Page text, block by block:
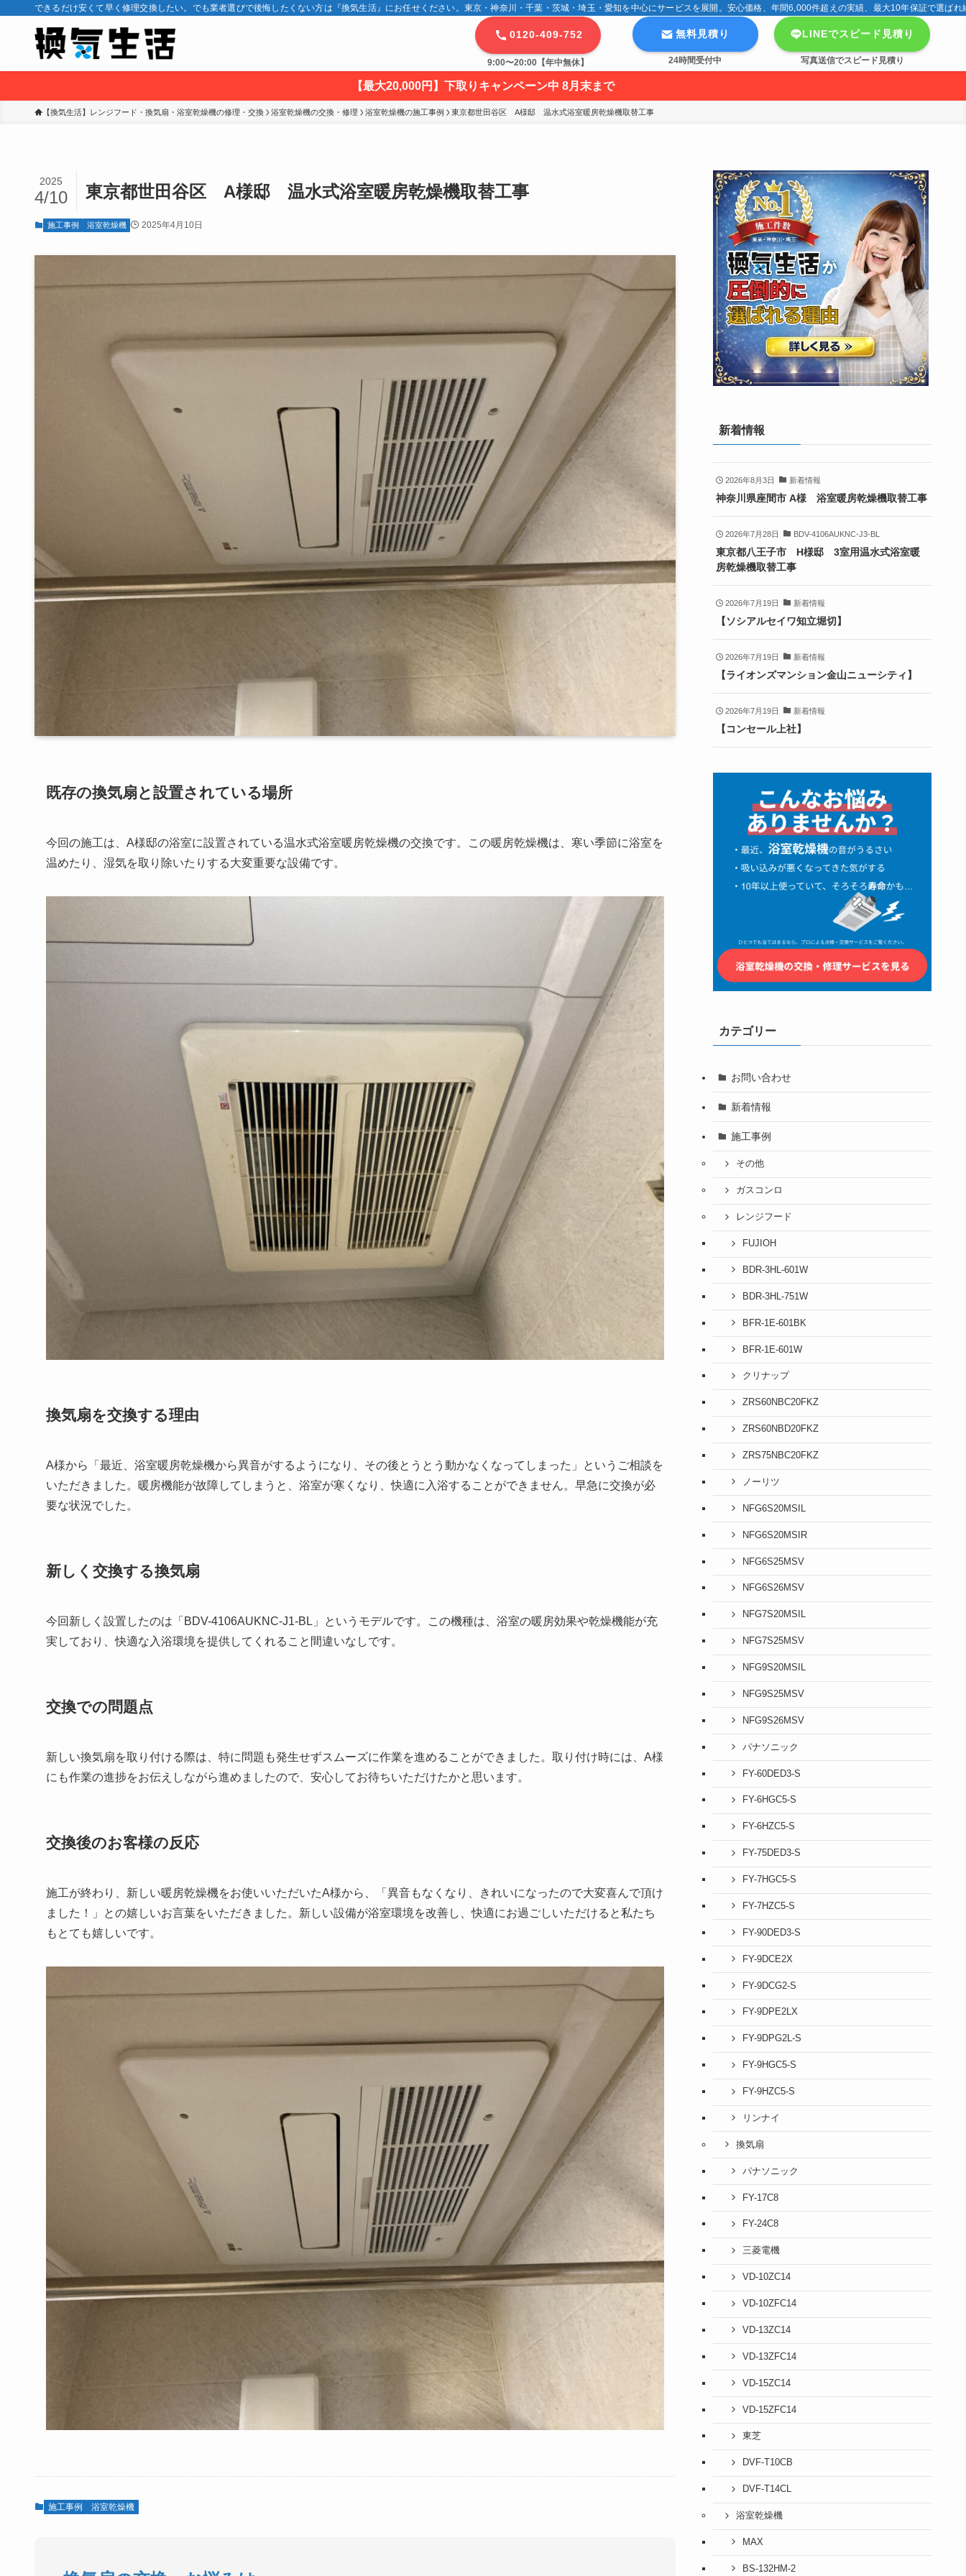
できるだけ安くて早く修理交換したい。でも業者選びで後悔したくない方は『換気生活』にお任せください。東京・神奈川・千葉・茨城・埼玉・愛知を中心にサービスを展開。安心価格、年間6,000件超えの実績、最大10年保証で選ばれ
0120-409-752
9:00〜20:00【年中無休】
無料見積り
24時間受付中
LINEでスピード見積り
写真送信でスピード見積り
【最大20,000円】下取りキャンペーン中 8月末まで
【換気生活】レンジフード・換気扇・浴室乾燥機の修理・交換 浴室乾燥機の交換・修理 浴室乾燥機の施工事例 東京都世田谷区　A様邸　温水式浴室暖房乾燥機取替工事
東京都世田谷区 A様邸 温水式浴室暖房乾燥機取替工事
2025
4/10
施工事例 浴室乾燥機 2025年4月10日
既存の換気扇と設置されている場所
今回の施工は、A様邸の浴室に設置されている温水式浴室暖房乾燥機の交換です。この暖房乾燥機は、寒い季節に浴室を
温めたり、湿気を取り除いたりする大変重要な設備です。
換気扇を交換する理由
A様から「最近、浴室暖房乾燥機から異音がするようになり、その後とうとう動かなくなってしまった」というご相談を
いただきました。暖房機能が故障してしまうと、浴室が寒くなり、快適に入浴することができません。早急に交換が必
要な状況でした。
新しく交換する換気扇
今回新しく設置したのは「BDV-4106AUKNC-J1-BL」というモデルです。この機種は、浴室の暖房効果や乾燥機能が充
実しており、快適な入浴環境を提供してくれること間違いなしです。
交換での問題点
新しい換気扇を取り付ける際は、特に問題も発生せずスムーズに作業を進めることができました。取り付け時には、A様
にも作業の進捗をお伝えしながら進めましたので、安心してお待ちいただけたかと思います。
交換後のお客様の反応
施工が終わり、新しい暖房乾燥機をお使いいただいたA様から、「異音もなくなり、きれいになったので大変喜んで頂け
ました！」との嬉しいお言葉をいただきました。新しい設備が浴室環境を改善し、快適にお過ごしいただけると私たち
もとても嬉しいです。
施工事例 浴室乾燥機
新着情報
2026年8月3日 新着情報
神奈川県座間市 A様 浴室暖房乾燥機取替工事
2026年7月28日 BDV-4106AUKNC-J3-BL
東京都八王子市 H様邸 3室用温水式浴室暖
房乾燥機取替工事
2026年7月19日 新着情報
【ソシアルセイワ知立堀切】
2026年7月19日 新着情報
【ライオンズマンション金山ニューシティ】
2026年7月19日 新着情報
【コンセール上社】
カテゴリー
お問い合わせ
新着情報
施工事例
その他
ガスコンロ
レンジフード
FUJIOH
BDR-3HL-601W
BDR-3HL-751W
BFR-1E-601BK
BFR-1E-601W
クリナップ
ZRS60NBC20FKZ
ZRS60NBD20FKZ
ZRS75NBC20FKZ
ノーリツ
NFG6S20MSIL
NFG6S20MSIR
NFG6S25MSV
NFG6S26MSV
NFG7S20MSIL
NFG7S25MSV
NFG9S20MSIL
NFG9S25MSV
NFG9S26MSV
パナソニック
FY-60DED3-S
FY-6HGC5-S
FY-6HZC5-S
FY-75DED3-S
FY-7HGC5-S
FY-7HZC5-S
FY-90DED3-S
FY-9DCE2X
FY-9DCG2-S
FY-9DPE2LX
FY-9DPG2L-S
FY-9HGC5-S
FY-9HZC5-S
リンナイ
換気扇
パナソニック
FY-17C8
FY-24C8
三菱電機
VD-10ZC14
VD-10ZFC14
VD-13ZC14
VD-13ZFC14
VD-15ZC14
VD-15ZFC14
東芝
DVF-T10CB
DVF-T14CL
浴室乾燥機
MAX
BS-132HM-2